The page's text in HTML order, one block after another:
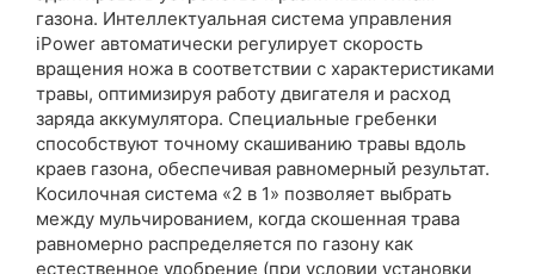
газона. Интеллектуальная система управления
iPower автоматически регулирует скорость
вращения ножа в соответствии с характеристиками
травы, оптимизируя работу двигателя и расход
заряда аккумулятора. Специальные гребенки
способствуют точному скашиванию травы вдоль
краев газона, обеспечивая равномерный результат.
Косилочная система «2 в 1» позволяет выбрать
между мульчированием, когда скошенная трава
равномерно распределяется по газону как
естественное удобрение (при условии установки